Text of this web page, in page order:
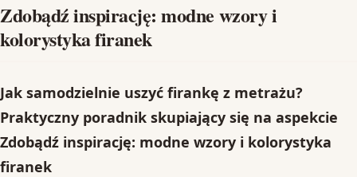
Zdobądź inspirację: modne wzory i
kolorystyka firanek
Jak samodzielnie uszyć firankę z metrażu?
Praktyczny poradnik skupiający się na aspekcie
Zdobądź inspirację: modne wzory i kolorystyka
firanek